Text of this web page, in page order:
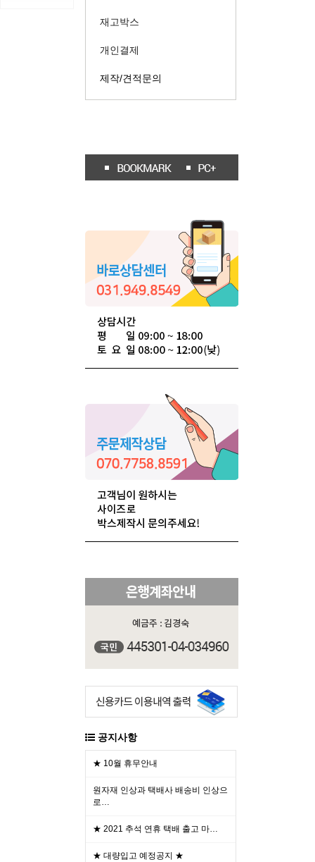
재고박스
개인결제
제작/견적문의
공지사항
★ 10월 휴무안내
원자재 인상과 택배사 배송비 인상으
로…
★ 2021 추석 연휴 택배 출고 마…
★ 대량입고 예정공지 ★